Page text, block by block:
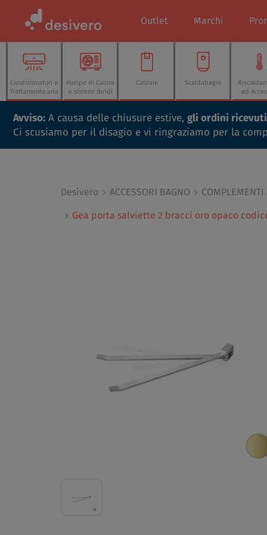
Outlet Marchi
Condizionatori e
Trattamento aria
Pompe di Calore
e sistemi ibridi
Caldaie Scaldabagni
ed
Avviso: A causa delle chiusure estive, gli ordini
Ci scusiamo per il disagio e vi ringraziamo per la
Desivero ACCESSORI BAGNO COMPLEMENTI
Gea porta salviette 2 bracci oro opaco